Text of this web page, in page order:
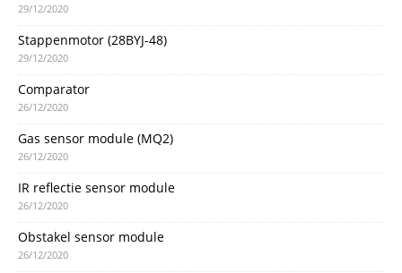
29/12/2020
Stappenmotor (28BYJ-48)
29/12/2020
Comparator
26/12/2020
Gas sensor module (MQ2)
26/12/2020
IR reflectie sensor module
26/12/2020
Obstakel sensor module
26/12/2020